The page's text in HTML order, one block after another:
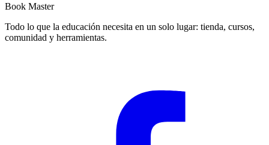
Book Master
Todo lo que la educación necesita en un solo lugar: tienda, cursos,
comunidad y herramientas.